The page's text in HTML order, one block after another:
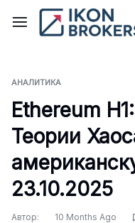
Перейти
АНАЛИТИКА
Ethereum
Теории
23.10.2025
Автор: 10 Months Ago